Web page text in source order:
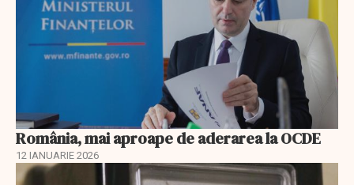
România, mai aproape de aderarea la OCDE
12 IANUARIE 2026
EXCLUSIV